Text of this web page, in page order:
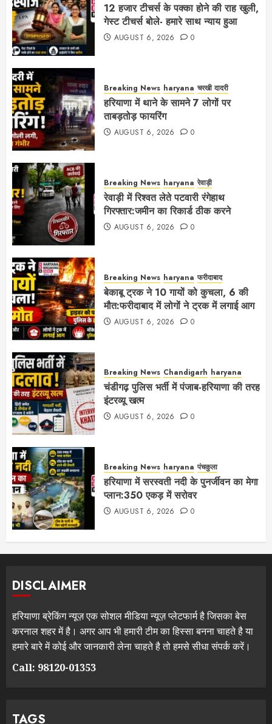
12 हजार टीचर्स के पक्का होने की राह खुली,
गेस्ट टीचर्स बोले- हमारे साथ न्याय हुआ
AUGUST 6, 2026 0
Breaking News haryana चरखी दादरी
हरियाणा में थाने के सामने 7 लोगों पर
ताबड़तोड़ फायरिंग
AUGUST 6, 2026 0
Breaking News haryana रेवाड़ी
रेवाड़ी में रिश्वत लेते पटवारी रंगेहाथ
गिरफ्तार:जमीन का रिकार्ड ठीक करने
AUGUST 6, 2026 0
Breaking News haryana फरीदाबाद
बेकाबू ट्रक ने 10 गायों को कुचला, 6 की
मौत:फरीदाबाद में लोगों ने ट्रक में लगाई आग
AUGUST 6, 2026 0
Breaking News Chandigarh haryana
चंडीगढ़ पुलिस भर्ती में पंजाब-हरियाणा की तरह
इंटरव्यू खत्म
AUGUST 6, 2026 0
Breaking News haryana पंचकुला
हरियाणा में सरस्वती नदी के पुनर्जीवन का मेगा
प्लान:350 एकड़ में सरोवर
AUGUST 6, 2026 0
DISCLAIMER
हरियाणा ब्रेकिंग न्यूज़ एक सोशल मीडिया न्यूज़ प्लेटफार्म है जिसका बेस
करनाल शहर में है। अगर आप भी हमारी टीम का हिस्सा बनना चाहते है या
हमारे बारे में कोई और जानकारी लेना चाहते है तो हमसे सीधा संपर्क करें।
Call: 98120-01353
TAGS